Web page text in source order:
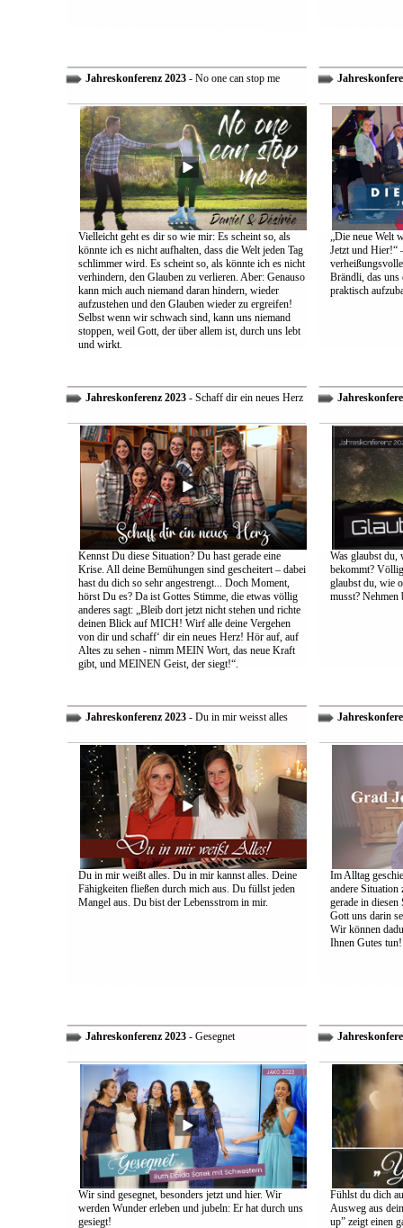
Jahreskonferenz 2023- No one can stop me
Vielleicht geht es dir so wie mir: Es scheint so, als
könnte ich es nicht aufhalten, dass die Welt jeden Tag
schlimmer wird. Es scheint so, als könnte ich es nicht
verhindern, den Glauben zu verlieren. Aber: Genauso
kann mich auch niemand daran hindern, wieder
aufzustehen und den Glauben wieder zu ergreifen!
Selbst wenn wir schwach sind, kann uns niemand
stoppen, weil Gott, der über allem ist, durch uns lebt
und wirkt.
„Die neue Welt
Jetzt und Hier!“
Brändli, das uns
praktisch
Jahreskonferenz 2023- Schaff dir ein neues Herz
Kennst Du diese Situation? Du hast gerade eine
Krise. All deine Bemühungen sind gescheitert – dabei
hast du dich so sehr angestrengt... Doch Moment,
hörst Du es? Da ist Gottes Stimme, die etwas völlig
anderes sagt: „Bleib dort jetzt nicht stehen und richte
deinen Blick auf MICH! Wirf alle deine Vergehen
von dir und schaff‘ dir ein neues Herz! Hör auf, auf
Altes zu sehen - nimm MEIN Wort, das neue Kraft
gibt, und MEINEN Geist, der siegt!“.
Was glaubst du,
bekommt?
glaubst du, wie
musst? Nehmen
Jahreskonferenz 2023- Du in mir weisst alles
Du in mir weißt alles. Du in mir kannst alles. Deine
Fähigkeiten fließen durch mich aus. Du füllst jeden
Mangel aus. Du bist der Lebensstrom in mir.
Im Alltag
andere
gerade in
Gott uns darin
Wir können
Ihnen Gutes tun!
Jahreskonferenz 2023- Gesegnet
Wir sind gesegnet, besonders jetzt und hier. Wir
werden Wunder erleben und jubeln: Er hat durch uns
gesiegt!
Fühlst du dich
Ausweg aus
up” zeigt einen